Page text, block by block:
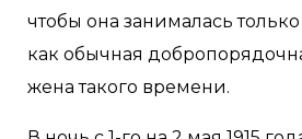
чтобы она занималась
как обычная
жена такого времени.